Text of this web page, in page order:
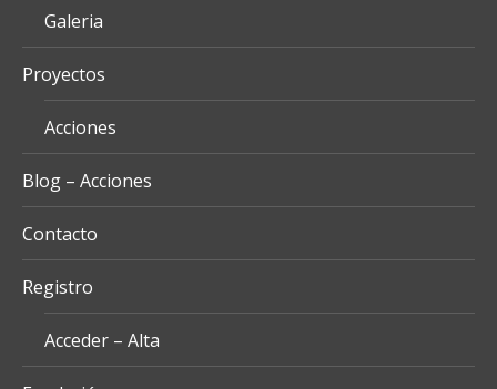
Galeria
Proyectos
Acciones
Blog – Acciones
Contacto
Registro
Acceder – Alta